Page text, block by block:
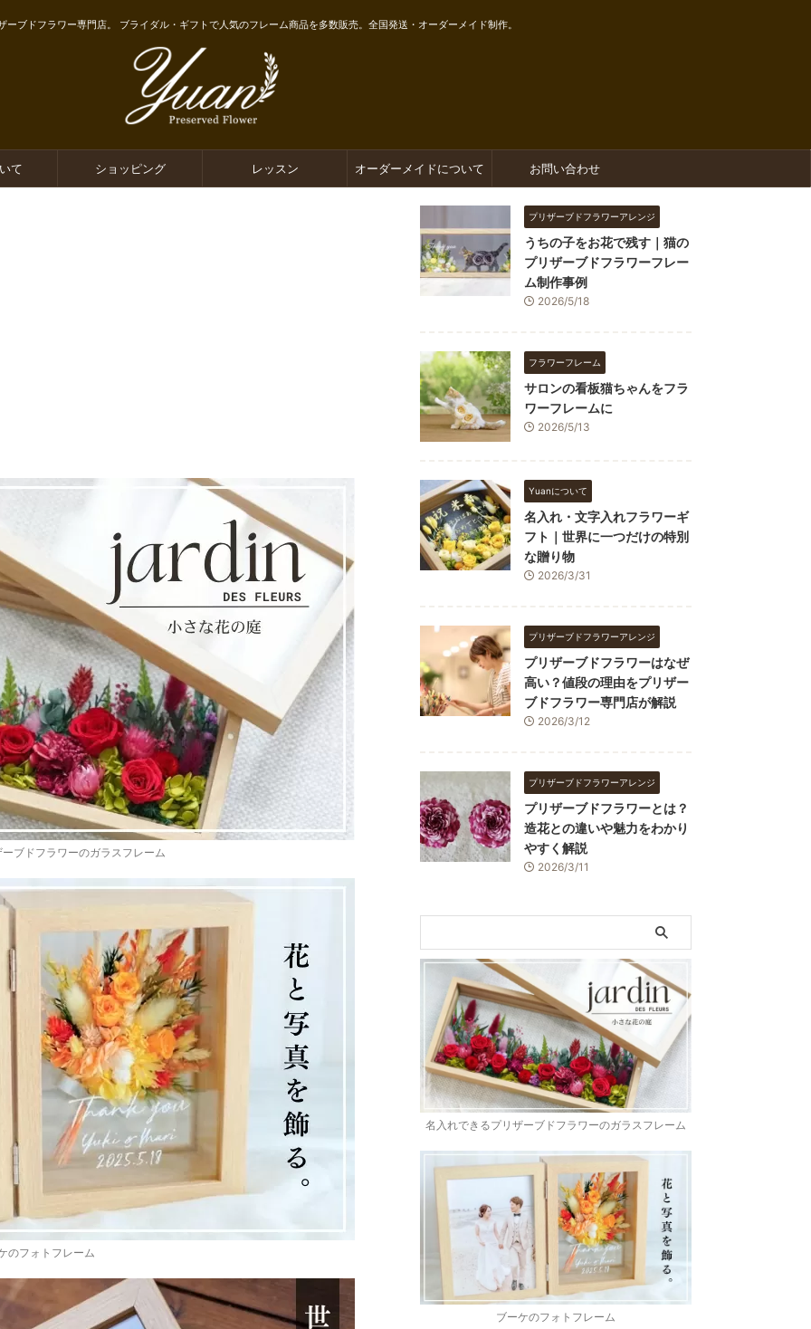
ーブドフラワー専門店。 ブライダル・ギフトで人気のフレーム商品を多数販売。全国発送・オーダーメイド制作。
て ショッピング レッスン オーダーメイドについて お問い合わせ
ブドフラワーのガラスフレーム
のフォトフレーム
プリザーブドフラワーアレンジ
うちの子をお花で残す｜猫の
プリザーブドフラワーフレー
ム制作事例
2026/5/18
フラワーフレーム
サロンの看板猫ちゃんをフラ
ワーフレームに
2026/5/13
Yuanについて
名入れ・文字入れフラワーギ
フト｜世界に一つだけの特別
な贈り物
2026/3/31
プリザーブドフラワーアレンジ
プリザーブドフラワーはなぜ
高い？値段の理由をプリザー
ブドフラワー専門店が解説
2026/3/12
プリザーブドフラワーアレンジ
プリザーブドフラワーとは？
造花との違いや魅力をわかり
やすく解説
2026/3/11
名入れできるプリザーブドフラワーのガラスフレーム
ブーケのフォトフレーム